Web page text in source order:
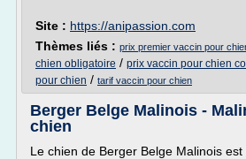
Site : https://anipassion.com
Thèmes liés : prix premier vaccin pour
chien obligatoire / prix vaccin pour chien
pour chien / tarif vaccin pour chien
Berger Belge Malinois -
chien
Le chien de Berger Belge Malinois